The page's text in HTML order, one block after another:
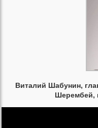
Виталий Шабунин,
Шерембей,